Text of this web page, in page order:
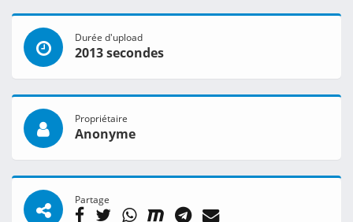
Durée d'upload
2013 secondes
Propriétaire
Anonyme
Partage